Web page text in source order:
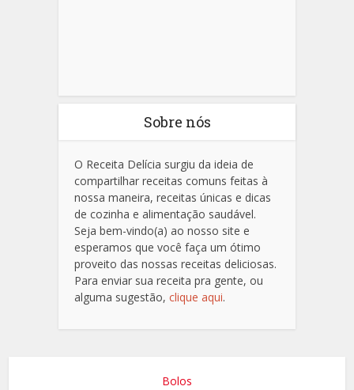
Sobre nós
O Receita Delícia surgiu da ideia de
compartilhar receitas comuns feitas à
nossa maneira, receitas únicas e dicas
de cozinha e alimentação saudável.
Seja bem-vindo(a) ao nosso site e
esperamos que você faça um ótimo
proveito das nossas receitas deliciosas.
Para enviar sua receita pra gente, ou
alguma sugestão, clique aqui.
Bolos